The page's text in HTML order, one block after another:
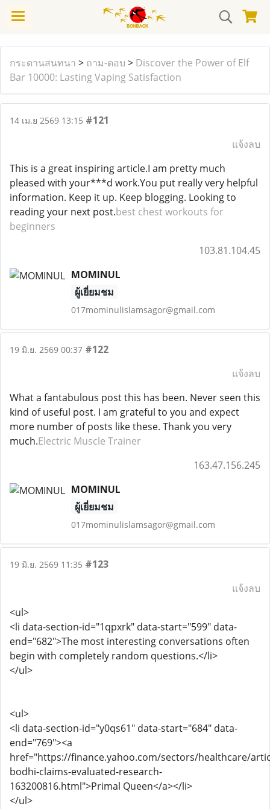
กระดานสนทนา > ถาม-ตอบ > Discover the Power of Elf
Bar 10000: Lasting Vaping Satisfaction
14 เม.ย 2569 13:15 #121
แจ้งลบ
This is a great inspiring article.I am pretty much
pleased with your***d work.You put really very helpful
information. Keep it up. Keep blogging. Looking to
reading your next post.best chest workouts for
beginners
103.81.104.45
MOMINUL
ผู้เยี่ยมชม
017mominulislamsagor@gmail.com
19 มิ.ย. 2569 00:37 #122
แจ้งลบ
What a fantabulous post this has been. Never seen this
kind of useful post. I am grateful to you and expect
more number of posts like these. Thank you very
much.Electric Muscle Trainer
163.47.156.245
MOMINUL
ผู้เยี่ยมชม
017mominulislamsagor@gmail.com
19 มิ.ย. 2569 11:35 #123
แจ้งลบ
<ul>
<li data-section-id="1qpxrk" data-start="599" data-
end="682">The most interesting conversations often
begin with completely random questions.</li>
</ul>
<ul>
<li data-section-id="y0qs61" data-start="684" data-
end="769"><a
href="https://finance.yahoo.com/sectors/healthcare/
bodhi-claims-evaluated-research-
163200816.html">Primal Queen</a></li>
</ul>